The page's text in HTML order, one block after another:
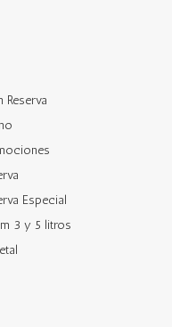
Reserva
Especial
3 y 5 litros